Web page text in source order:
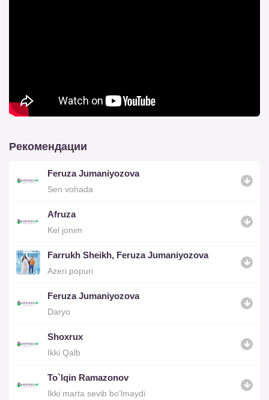
Рекомендации
Feruza Jumaniyozova
Sen vohada
Afruza
Kel jonim
Farrukh Sheikh, Feruza Jumaniyozova
Azeri popuri
Feruza Jumaniyozova
Daryo
Shoxrux
Ikki Qalb
To`lqin Ramazonov
Ikki marta sevib bo‘lmaydi